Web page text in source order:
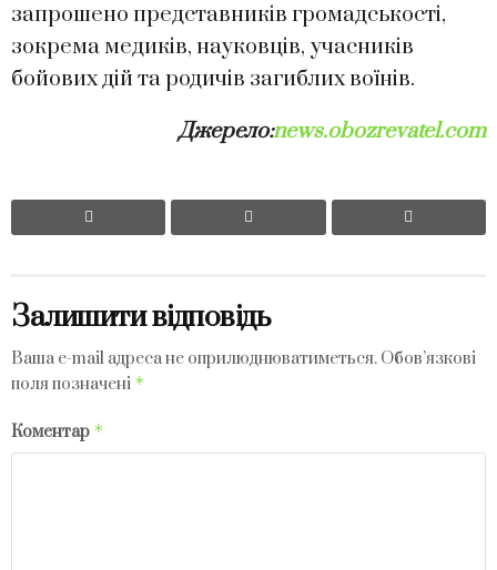
запрошено представників громадськості,
зокрема медиків, науковців, учасників
бойових дій та родичів загиблих воїнів.
Джерело:news.obozrevatel.com
Залишити відповідь
Ваша e-mail адреса не оприлюднюватиметься. Обов’язкові
поля позначені *
Коментар *